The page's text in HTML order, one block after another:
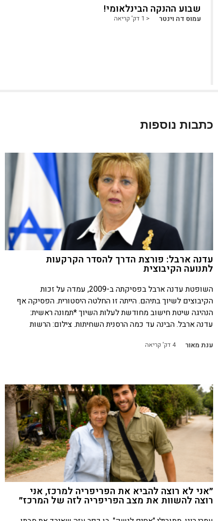
שבוע ההנקה הבינלאומי!
עמוס דה וינטר < 1 דק' קריאה
כתבות נוספות
עדנה ארבל: פורצת הדרך להסדר הקרקעות
לתנועה הקיבוצית
השופטת עדנה ארבל בפסיקתה ב-2009, עמדה על זכות
הקיבוצים לשיוך בתיהם. הייתה זו החלטה היסטורית. הפסיקה אף
הנהיגה שיטת חישוב מחודשת לעלות השיוך *תמונה ראשית:
עדנה ארבל. הבינה עד כמה הרסנית השחיתות. צילום: הרשות
ענת מאור 4דק' קריאה
״אני לא רוצה להביא את הפריפריה למרכז, אני
רוצה להשוות את מצב הפריפריה לזה של המרכז״